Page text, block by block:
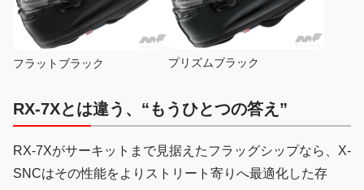
フラットブラック プリズムブラック
RX-7Xとは違う、“もうひとつの答え”
RX-7Xがサーキットまで見据えたフラッグシップなら、X-
SNCはその性能をよりストリート寄りへ最適化した存